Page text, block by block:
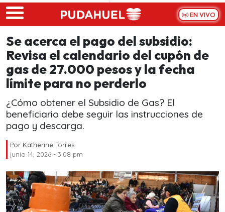
Skip to main content
EN VIVO
Se acerca el pago del subsidio:
Revisa el calendario del cupón de
gas de 27.000 pesos y la fecha
límite para no perderlo
¿Cómo obtener el Subsidio de Gas? El
beneficiario debe seguir las instrucciones de
pago y descarga.
Por Katherine Torres
junio 14, 2026 - 3:08 pm